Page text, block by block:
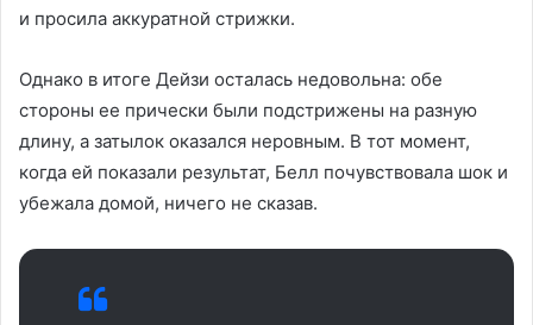
и просила аккуратной стрижки.
Однако в итоге Дейзи осталась недовольна: обе
стороны ее прически были подстрижены на разную
длину, а затылок оказался неровным. В тот момент,
когда ей показали результат, Белл почувствовала шок и
убежала домой, ничего не сказав.